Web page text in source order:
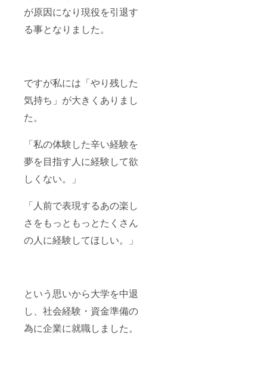
が原因になり現役を引退す
る事となりました。
ですが私には「やり残した
気持ち」が大きくありまし
た。
「私の体験した辛い経験を
夢を目指す人に経験して欲
しくない。」
「人前で表現するあの楽し
さをもっともっとたくさん
の人に経験してほしい。」
という思いから大学を中退
し、社会経験・資金準備の
為に企業に就職しました。